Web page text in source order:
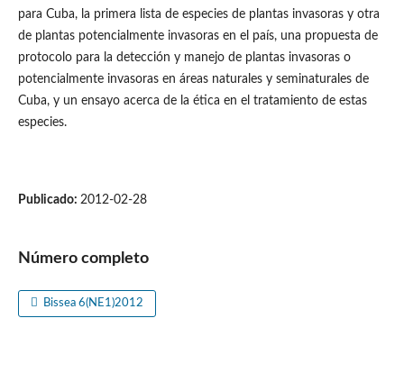
para Cuba, la primera lista de especies de plantas invasoras y otra
de plantas potencialmente invasoras en el país, una propuesta de
protocolo para la detección y manejo de plantas invasoras o
potencialmente invasoras en áreas naturales y seminaturales de
Cuba, y un ensayo acerca de la ética en el tratamiento de estas
especies.
Publicado: 2012-02-28
Número completo
Bissea 6(NE1)2012